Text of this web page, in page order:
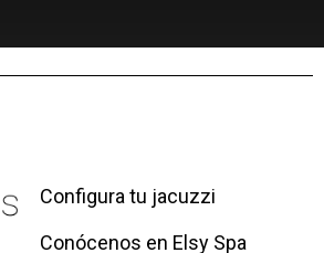
Configura tu jacuzzi
Conócenos en Elsy Spa